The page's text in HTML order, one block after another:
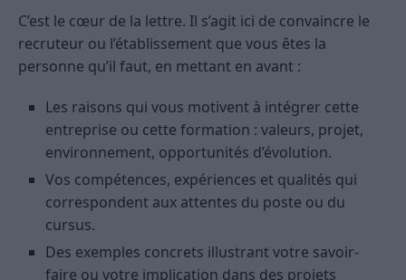
C’est le cœur de la lettre. Il s’agit ici de convaincre le
recruteur ou l’établissement que vous êtes la
personne qu’il faut, en mettant en avant :
Les raisons qui vous motivent à intégrer cette
entreprise ou cette formation : valeurs, projet,
environnement, opportunités d’évolution.
Vos compétences, expériences et qualités qui
correspondent aux attentes du poste ou du
cursus.
Des exemples concrets illustrant votre savoir-
faire ou votre implication dans des projets